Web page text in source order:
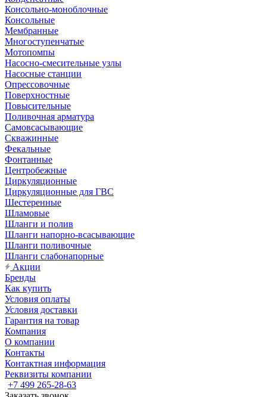
Консольно-моноблочные
Консольные
Мембранные
Многоступенчатые
Мотопомпы
Насосно-смесительные узлы
Насосные станции
Опрессовочные
Поверхностные
Повысительные
Поливочная арматура
Самовсасывающие
Скважинные
Фекальные
Фонтанные
Центробежные
Циркуляционные
Циркуляционные для ГВС
Шестеренные
Шламовые
Шланги и полив
Шланги напорно-всасывающие
Шланги поливочные
Шланги слабонапорные
Акции
Бренды
Как купить
Условия оплаты
Условия доставки
Гарантия на товар
Компания
О компании
Контакты
Контактная информация
Реквизиты компании
+7 499 265-28-63